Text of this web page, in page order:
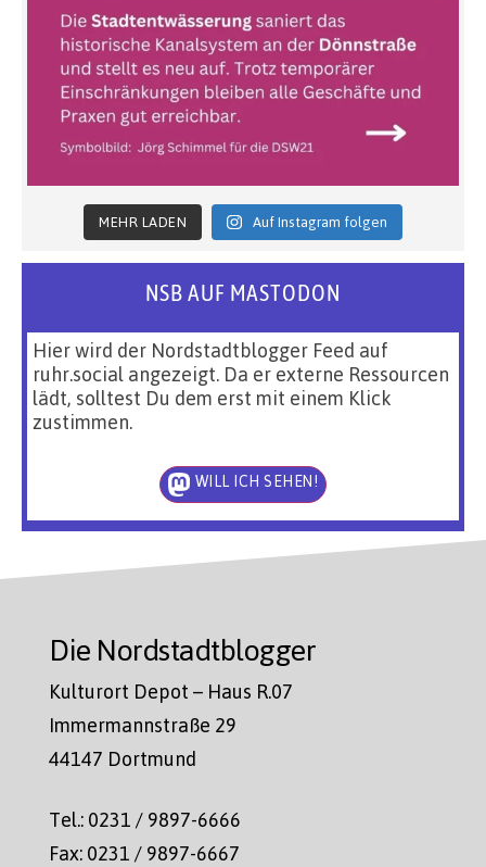
MEHR LADEN Auf Instagram folgen
NSB AUF MASTODON
Hier wird der Nordstadtblogger Feed auf
ruhr.social angezeigt. Da er externe Ressourcen
lädt, solltest Du dem erst mit einem Klick
zustimmen.
WILL ICH SEHEN!
Die Nordstadtblogger
Kulturort Depot – Haus R.07
Immermannstraße 29
44147 Dortmund
Tel.: 0231 / 9897-6666
Fax: 0231 / 9897-6667